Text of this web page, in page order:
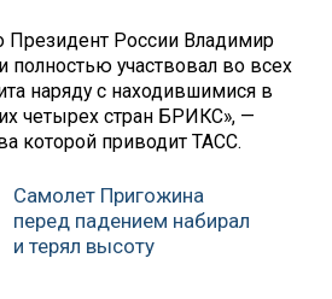
Президент России Владимир
полностью участвовал во всех
наряду с находившимися в
четырех стран БРИКС», —
которой приводит ТАСС.
Самолет Пригожина
перед падением набирал
и терял высоту